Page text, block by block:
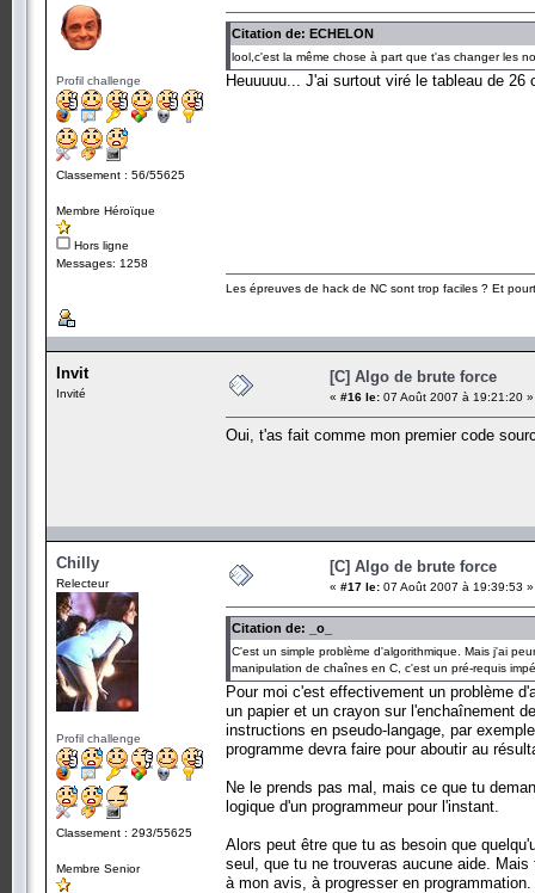
Profil challenge
Classement : 56/55625
Membre Héroïque
Hors ligne
Messages: 1258
Citation de: ECHELON
lool,c'est la même chose à part que t'as changer les
Heuuuuu... J'ai surtout viré le tableau de 26
Les épreuves de hack de NC sont trop faciles ? Et
Invit
Invité
[C] Algo de brute force
« #16 le: 07 Août 2007 à 19:21:20 »
Oui, t'as fait comme mon premier code
Chilly
Relecteur
Profil challenge
Classement : 293/55625
Membre Senior
[C] Algo de brute force
« #17 le: 07 Août 2007 à 19:39:53 »
Citation de: _o_
C'est un simple problème d'algorithmique. Mais j'ai
manipulation de chaînes en C, c'est un pré-requis
Pour moi c'est effectivement un problème
un papier et un crayon sur l'enchaînement
instructions en pseudo-langage, par
programme devra faire pour aboutir au
Ne le prends pas mal, mais ce que tu
logique d'un programmeur pour l'instant.
Alors peut être que tu as besoin que
seul, que tu ne trouveras aucune aide.
à mon avis, à progresser en programmation.